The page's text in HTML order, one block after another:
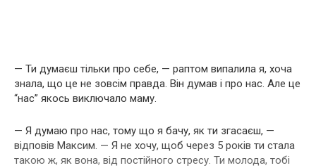
— Ти думаєш тільки про себе, — раптом випалила я, хоча
знала, що це не зовсім правда. Він думав і про нас. Але це
“нас” якось виключало маму.
— Я думаю про нас, тому що я бачу, як ти згасаєш, —
відповів Максим. — Я не хочу, щоб через 5 років ти стала
такою ж, як вона, від постійного стресу. Ти молода, тобі